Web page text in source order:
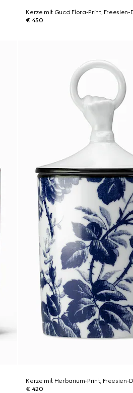
Kerze mit Gucci Flora-Print, Freesien-
€ 450
Kerze mit Herbarium-Print, Freesien-
€ 420